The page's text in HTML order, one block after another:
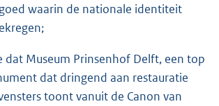
waarin de nationale identiteit
dat Museum Prinsenhof Delft, een top
dat dringend aan restauratie
toont vanuit de Canon van